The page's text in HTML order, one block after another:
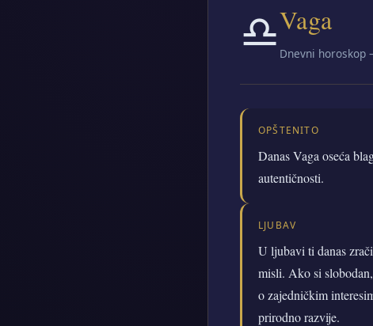
♎Vaga
Dnevni
OPŠTENITO
Danas Vaga oseća
autentičnosti.
LJUBAV
U ljubavi ti danas
misli. Ako si
o zajedničkim
prirodno razvije.